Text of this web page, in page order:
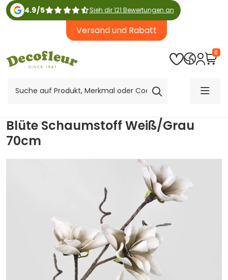
4.9/5 Sieh dir 121 Bewertungen an
Versand und Rabatt
0
Blüte Schaumstoff Weiß/Grau
70cm